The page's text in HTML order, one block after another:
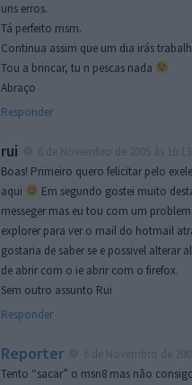
uns erros.
Tá perfeito msm.
Continua assim que um dia irás
Tou a brincar, tu n pescas nada
Abraço
Responder
rui
Boas! Primeiro quero felicitar pelo
aqui
Em segundo gostei muito
messeger mas eu tou com um
explorer para ver o mail do hotmail
gostaria de saber se e possivel alterar
de abrir com o ie abrir com o firefox.
Sem outro assunto Rui
Responder
Reporter
Tento “sacar” o msn8 mas não